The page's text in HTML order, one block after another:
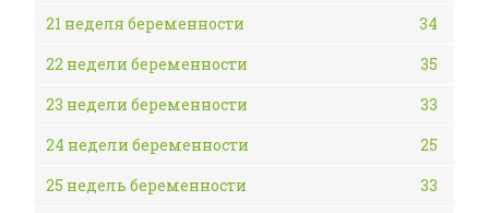
21 неделя беременности
34
22 недели беременности
35
23 недели беременности
33
24 недели беременности
25
25 недель беременности
33